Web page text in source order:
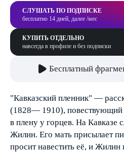
СЛУШАТЬ ПО ПОДПИСКЕ
бесплатно 14 дней, далее /мес
КУПИТЬ ОТДЕЛЬНО
навсегда в профиле и без подписки
Бесплатный
"Кавказский пленник" —
(1828— 1910), повествующий
в плену у горцев. На Кавказе
Жилин. Его мать присылает
просит навестить её, и Жилин